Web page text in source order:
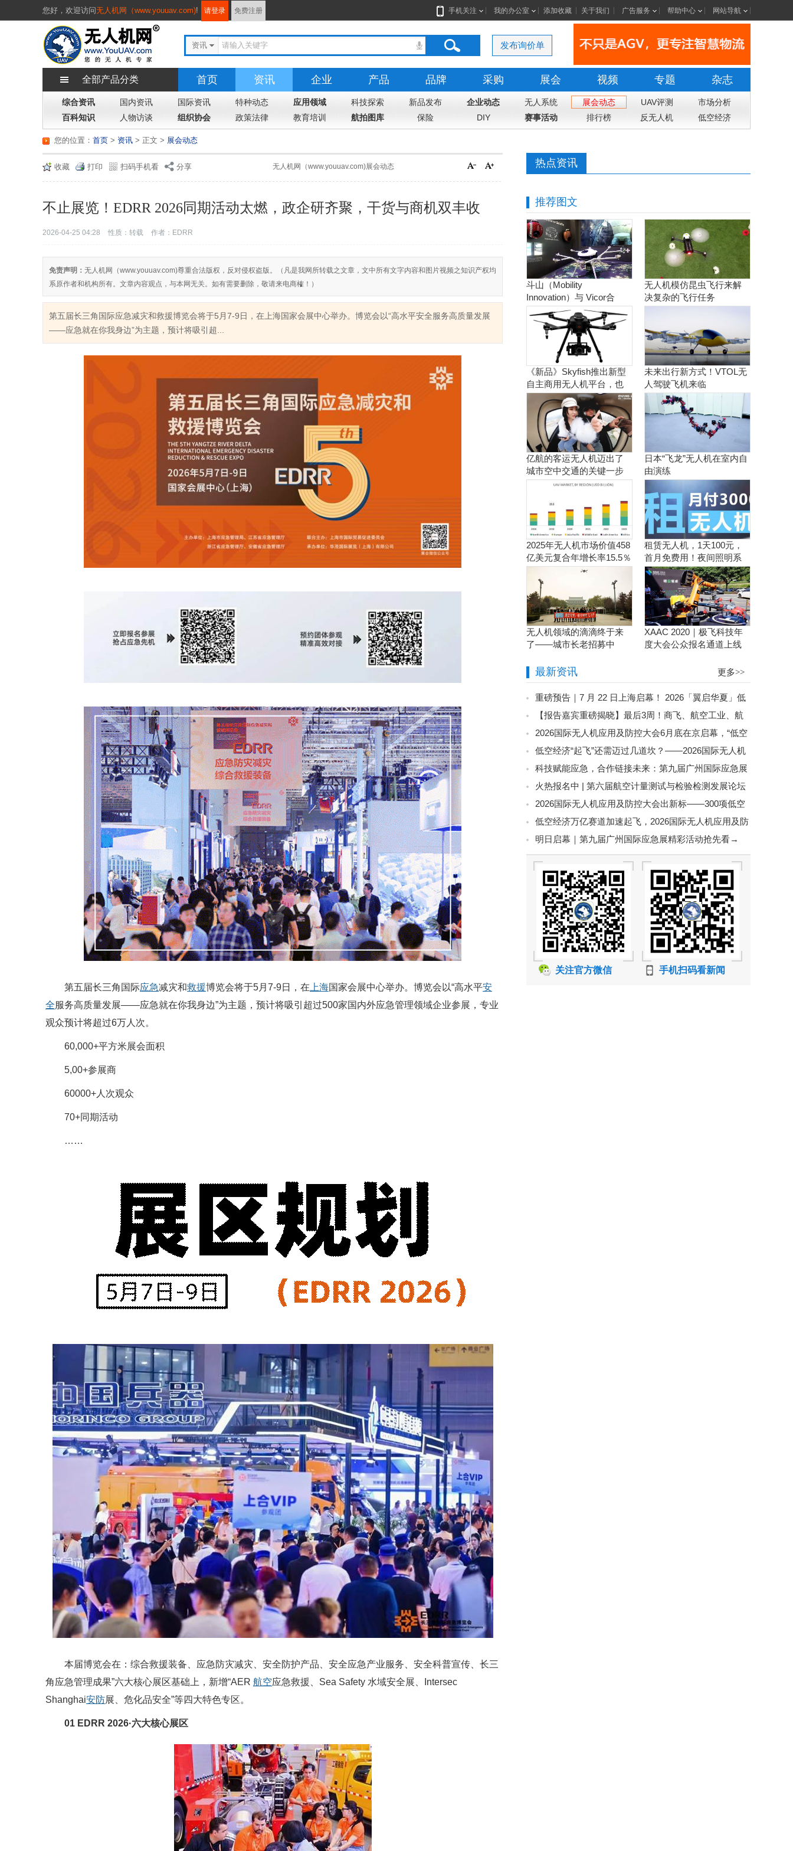
您好， 欢迎访问无人机网（www.youuav.com)! 请登录 免费注册 手机关注 我的办公室 添加收藏 关于我们 广告服务 帮助中心 网站导航
资讯 发布询价单
全部产品分类 首页 资讯 企业 产品 品牌 采购 展会 视频 专题 杂志
综合资讯 国内资讯 国际资讯 特种动态 应用领域 科技探索 新品发布 企业动态 无人系统 展会动态 UAV评测
市场分析
百科知识
人物访谈 组织协会 政策法律 教育培训 航拍图库 保险 DIY 赛事活动 排行榜 反无人机 低空经济
您的位置： 首页 > 资讯 > 展会动态
> 正文
收藏 打印 扫码手机看 分享 无人机网（www.youuav.com)展会动态
不止展览！EDRR 2026同期活动太燃，政企研齐聚，干货与商机双丰收
2026-04-25 04:28 性质：转载 作者：EDRR
免责声明： 无人机网（www.youuav.com)尊重合法版权，反对侵权盗版。（凡是我网所转载之文章，文中所有文字内容和图片视频之知识产权均
系原作者和机构所有。文章内容观点，与本网无关。如有需要删除，敬请来电商榷！）
第五届长三角国际应急减灾和救援博览会将于5月7-9日，在上海国家会展中心举办。博览会以“高水平安全服务高质量发展
——应急就在你我身边”为主题，预计将吸引超...
第五届长三角国际应急减灾和救援博览会将于5月7-9日，在 上海国家会展中心举办。博览会以“高水平安
全服务高质量发展——应急就在你我身边”为主题，预计将吸引超过500家国内外应急管理领域企业参展，专业
观众预计将超过6万人次。
60,000+平方米展会面积
5,00+参展商
60000+人次观众
70+同期活动
……
本届博览会在：综合救援装备、应急防灾减灾、安全防护产品、安全应急产业服务、安全科普宣传、长三
角应急管理成果”六大核心展区基础上，新增“AER 航空应急救援、Sea Safety 水域安全展、Intersec
Shanghai安防展、危化品安全”等四大特色专区。
01 EDRR 2026·六大核心展区
热点资讯
推荐图文
斗山（Mobility
Innovation）与 Vicor合
作。实现商用氢燃料电池
无人机
无人机模仿昆虫飞行来解
决复杂的飞行任务
《新品》Skyfish推出新型
自主商用无人机平台，也
可搭载Sony Alpha相机
未来出行新方式！VTOL无
人驾驶飞机来临
亿航的客运无人机迈出了
城市空中交通的关键一步
日本“飞龙”无人机在室内自
由演练
2025年无人机市场价值458
亿美元复合年增长率15.5％
租赁无人机，1天100元，
首月免费用！夜间照明系
统施工、抢险、应急救援
利器！
无人机领域的滴滴终于来
了——城市长老招募中
XAAC 2020｜极飞科技年
度大会公众报名通道上线
最新资讯 更多>>
重磅预告｜7 月 22 日上海启幕！ 2026「翼启华夏」低
空经济生态共建中国行・上海总站暨 第二届全国低空行业
会长论坛盛大来袭
【报告嘉宾重磅揭晓】最后3周！商飞、航空工业、航
发集团、eVTOL企业齐聚苏州，第六届航空计量测试与检
验检测发展论坛即将启幕
2026国际无人机应用及防控大会6月底在京启幕，“低空
经济第一城”最新战况即将揭晓
低空经济“起飞”还需迈过几道坎？——2026国际无人机
应用及防控大会邀您共探政策落地路径
科技赋能应急，合作链接未来：第九届广州国际应急展
圆满落幕！
火热报名中 | 第六届航空计量测试与检验检测发展论坛
邀您7月28-29日相聚苏州！
2026国际无人机应用及防控大会出新标——300项低空
经济标准铺路，行业告别“野蛮生长”
低空经济万亿赛道加速起飞，2026国际无人机应用及防
控大会6月底将在京启幕
明日启幕｜第九届广州国际应急展精彩活动抢先看→
关注官方微信 手机扫码看新闻